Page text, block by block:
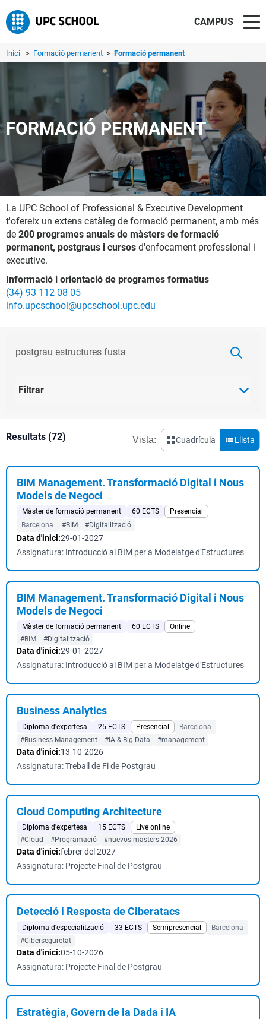
CAMPUS
Inici > Formació permanent > Formació permanent
FORMACIÓ PERMANENT
La UPC School of Professional & Executive Development
t'ofereix un extens catàleg de formació permanent, amb més
de 200 programes anuals de màsters de formació
permanent, postgraus i cursos d'enfocament professional i
executive.
Informació i orientació de programes formatius
(34) 93 112 08 05
info.upcschool@upcschool.upc.edu
Filtrar
Resultats (72) Vista: Cuadrícula Llista
BIM Management. Transformació Digital i Nous
Models de Negoci
Màster de formació permanent 60 ECTS
Presencial
Barcelona
#BIM #Digitalització
Data d'inici:29-01-2027
Assignatura: Introducció al BIM per a Modelatge d'Estructures
BIM Management. Transformació Digital i Nous
Models de Negoci
Màster de formació permanent 60 ECTS
Online
#BIM
#Digitalització
Data d'inici:29-01-2027
Assignatura: Introducció al BIM per a Modelatge d'Estructures
Business Analytics
Diploma d'expertesa 25 ECTS Presencial
Barcelona
#Business Management
#IA & Big Data #management
Data d'inici:13-10-2026
Assignatura: Treball de Fi de Postgrau
Cloud Computing Architecture
Diploma d'expertesa 15 ECTS
Live online
#Cloud
#Programació #nuevos masters 2026
Data d'inici:febrer del 2027
Assignatura: Projecte Final de Postgrau
Detecció i Resposta de Ciberatacs
Diploma d'especialització 33 ECTS Semipresencial
Barcelona
#Ciberseguretat
Data d'inici:05-10-2026
Assignatura: Projecte Final de Postgrau
Estratègia, Govern de la Dada i IA